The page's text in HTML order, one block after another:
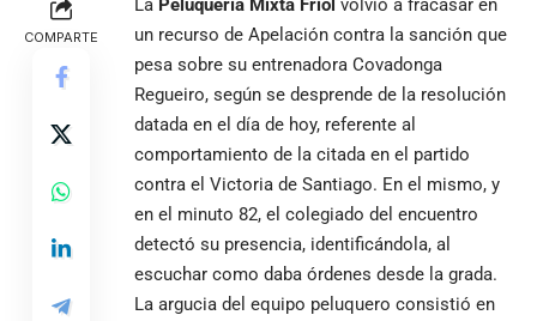
COMPARTE
un recurso de Apelación contra la sanción que
pesa sobre su entrenadora Covadonga
Regueiro, según se desprende de la resolución
datada en el día de hoy, referente al
comportamiento de la citada en el partido
contra el Victoria de Santiago. En el mismo, y
en el minuto 82, el colegiado del encuentro
detectó su presencia, identificándola, al
escuchar como daba órdenes desde la grada.
La argucia del equipo peluquero consistió en